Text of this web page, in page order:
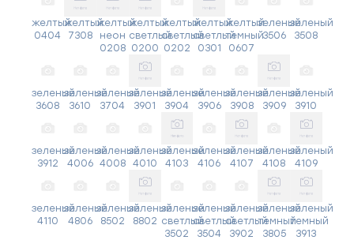
желтый
0404
желтый
7308
желтый
неон
0208
желтый
светлый
0200
желтый
светлый
0202
желтый
светлый
0301
желтый
темный
0607
зеленый
3506
зеленый
3508
зеленый
3608
зеленый
3610
зеленый
3704
зеленый
3901
зеленый
3904
зеленый
3906
зеленый
3908
зеленый
3909
зеленый
3910
зеленый
3912
зеленый
4006
зеленый
4008
зеленый
4010
зеленый
4103
зеленый
4106
зеленый
4107
зеленый
4108
зеленый
4109
зеленый
4110
зеленый
4806
зеленый
8502
зеленый
8802
зеленый
светлый
3502
зеленый
светлый
3504
зеленый
светлый
3902
зеленый
темный
3805
зеленый
темный
3913